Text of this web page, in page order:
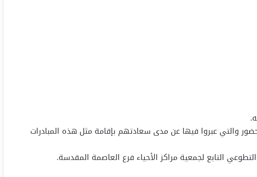
والتي عبروا فيها عن مدى سعادتهم بإقامة مثل هذه المبادرات
التابع لجمعية مراكز الأحياء فرع العاصمة المقدسة.